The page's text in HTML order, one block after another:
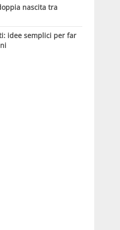
nascita tra
idee semplici per far